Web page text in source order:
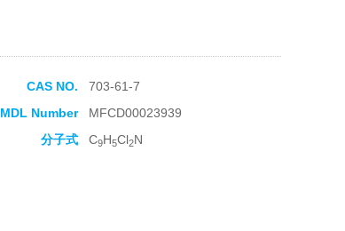
CAS NO.
703-61-7
MDL Number
MFCD00023939
分子式 C9H5Cl2N